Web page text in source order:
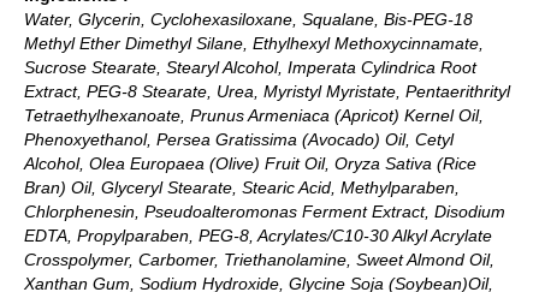
Water, Glycerin, Cyclohexasiloxane, Squalane, Bis-PEG-18
Methyl Ether Dimethyl Silane, Ethylhexyl Methoxycinnamate,
Sucrose Stearate, Stearyl Alcohol, Imperata Cylindrica Root
Extract, PEG-8 Stearate, Urea, Myristyl Myristate, Pentaerithrityl
Tetraethylhexanoate, Prunus Armeniaca (Apricot) Kernel Oil,
Phenoxyethanol, Persea Gratissima (Avocado) Oil, Cetyl
Alcohol, Olea Europaea (Olive) Fruit Oil, Oryza Sativa (Rice
Bran) Oil, Glyceryl Stearate, Stearic Acid, Methylparaben,
Chlorphenesin, Pseudoalteromonas Ferment Extract, Disodium
EDTA, Propylparaben, PEG-8, Acrylates/C10-30 Alkyl Acrylate
Crosspolymer, Carbomer, Triethanolamine, Sweet Almond Oil,
Xanthan Gum, Sodium Hydroxide, Glycine Soja (Soybean)Oil,